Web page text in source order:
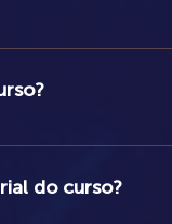
o curso
20
participações nos
do curso?